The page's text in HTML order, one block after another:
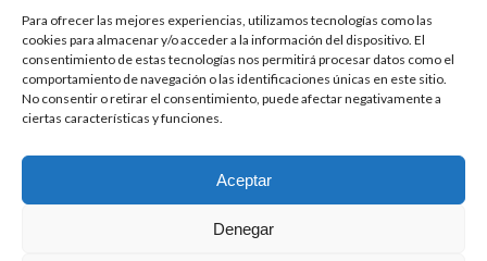
Para ofrecer las mejores experiencias, utilizamos tecnologías como las
cookies para almacenar y/o acceder a la información del dispositivo. El
consentimiento de estas tecnologías nos permitirá procesar datos como el
comportamiento de navegación o las identificaciones únicas en este sitio.
No consentir o retirar el consentimiento, puede afectar negativamente a
ciertas características y funciones.
Aceptar
Denegar